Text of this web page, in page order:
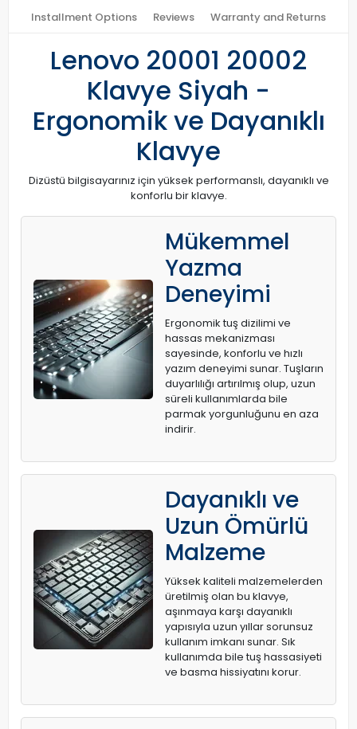
Installment Options Reviews Warranty and Returns
Lenovo 20001 20002
Klavye Siyah -
Ergonomik ve Dayanıklı
Klavye
Dizüstü bilgisayarınız için yüksek performanslı, dayanıklı ve
konforlu bir klavye.
Mükemmel
Yazma
Deneyimi
Ergonomik tuş dizilimi ve
hassas mekanizması
sayesinde, konforlu ve hızlı
yazım deneyimi sunar. Tuşların
duyarlılığı artırılmış olup, uzun
süreli kullanımlarda bile
parmak yorgunluğunu en aza
indirir.
Dayanıklı ve
Uzun Ömürlü
Malzeme
Yüksek kaliteli malzemelerden
üretilmiş olan bu klavye,
aşınmaya karşı dayanıklı
yapısıyla uzun yıllar sorunsuz
kullanım imkanı sunar. Sık
kullanımda bile tuş hassasiyeti
ve basma hissiyatını korur.